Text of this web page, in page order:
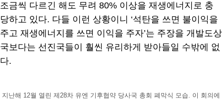
조금씩 다르긴 해도 무려 80% 이상을 재생에너지로 충
당하고 있다. 다들 이런 상황이니 ‘석탄을 쓰면 불이익을
주고 재생에너지를 쓰면 이익을 주자’는 주장을 개발도상
국보다는 선진국들이 훨씬 유리하게 받아들일 수밖에 없
다.
지난해 12월 열린 제28차 유엔 기후협약 당사국 총회 폐막식 모습. 이 회의에